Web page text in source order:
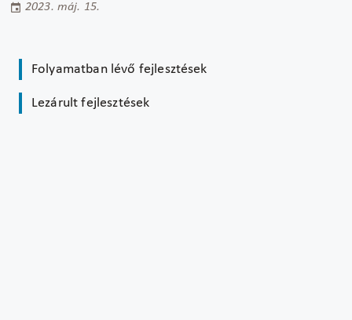
2023. máj. 15.
Folyamatban lévő fejlesztések
Lezárult fejlesztések